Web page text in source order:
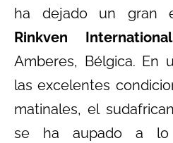
ha dejado un gran
Rinkven
Amberes, Bélgica. En
las excelentes
matinales, el
se ha aupado a